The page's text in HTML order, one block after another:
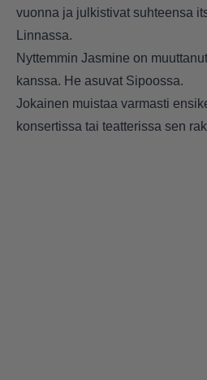
vuonna ja julkistivat suhteensa
Linnassa.
Nyttemmin Jasmine on
kanssa. He asuvat Sipoossa.
Jokainen muistaa varmasti
konsertissa tai teatterissa sen